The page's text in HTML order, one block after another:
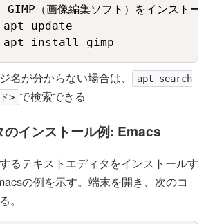
apt update
apt install gimp
Copy
名が分からない場合は、
apt search
> で検索できる
のインストール例: Emacs
るテキストエディタをインストールす
の例を示す。端末を開き、次のコ
。